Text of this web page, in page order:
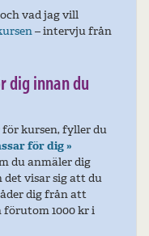
vad jag vill
– intervju från
dig innan du
kursen, fyller du
för dig »
du anmäler dig
visar sig att du
dig från att
1000 kr i